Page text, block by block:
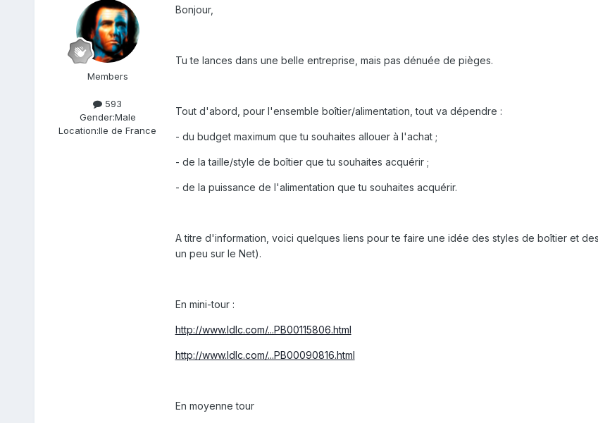
Members
593
Gender:Male
Location:Ile de France
Bonjour,
Tu te lances dans une belle entreprise, mais pas dénuée de pièges.
Tout d'abord, pour l'ensemble boîtier/alimentation, tout va dépendre :
- du budget maximum que tu souhaites allouer à l'achat ;
- de la taille/style de boîtier que tu souhaites acquérir ;
- de la puissance de l'alimentation que tu souhaites acquérir.
A titre d'information, voici quelques liens pour te faire une idée des styles de boîtier et
un peu sur le Net).
En mini-tour :
http://www.ldlc.com/...PB00115806.html
http://www.ldlc.com/...PB00090816.html
En moyenne tour